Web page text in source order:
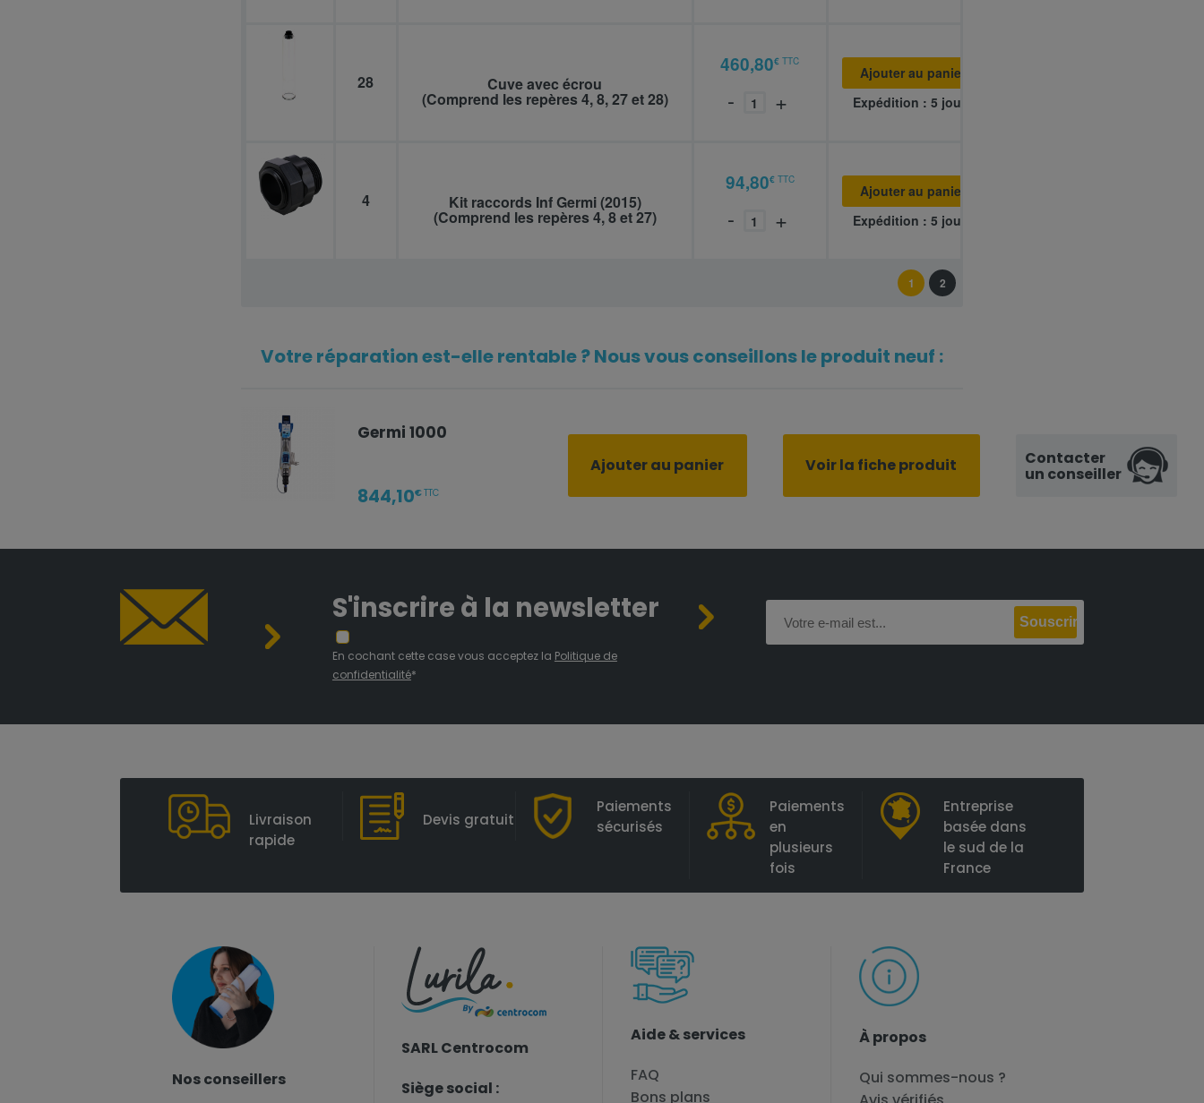
28 Cuve avec écrou
(Comprend les repères 4, 8, 27 et 28)
460,80€TTC
- +
Ajouter au panier
Expédition : 5 jours
4 Kit raccords Inf Germi (2015)
(Comprend les repères 4, 8 et 27)
94,80€ TTC
- +
Ajouter au panier
Expédition : 5 jours
1 2
Votre réparation est-elle rentable ? Nous vous conseillons le produit neuf :
Germi 1000
844,10€TTC
Ajouter au panier Voir la fiche produit Contacter
un conseiller
S'inscrire à la newsletter
En cochant cette case vous acceptez la Politique de
confidentialité*
Livraison
rapide
Devis gratuit
Paiements
sécurisés
Paiements
en
plusieurs
fois
Entreprise
basée dans
le sud de la
France
Nos conseillers
SARL Centrocom
Siège social :
Aide & services
FAQ
Bons plans
À propos
Qui sommes-nous ?